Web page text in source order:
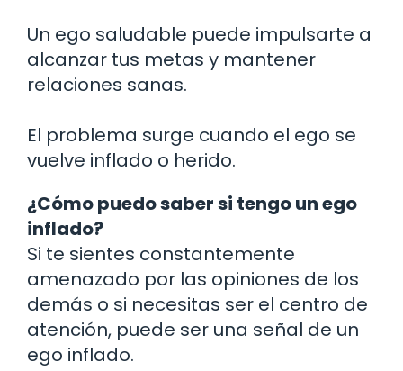
Un ego saludable puede impulsarte a
alcanzar tus metas y mantener
relaciones sanas.
El problema surge cuando el ego se
vuelve inflado o herido.
¿Cómo puedo saber si tengo un ego
inflado?
Si te sientes constantemente
amenazado por las opiniones de los
demás o si necesitas ser el centro de
atención, puede ser una señal de un
ego inflado.